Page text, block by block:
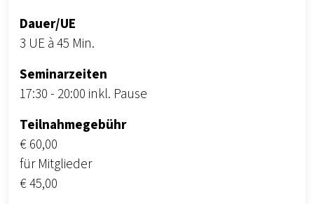
Dauer/UE
3 UE à 45 Min.
Seminarzeiten
17:30 - 20:00 inkl. Pause
Teilnahmegebühr
€ 60,00
für Mitglieder
€ 45,00